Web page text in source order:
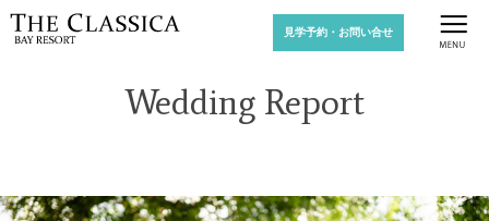
見学予約・お問い合せ
Wedding Report